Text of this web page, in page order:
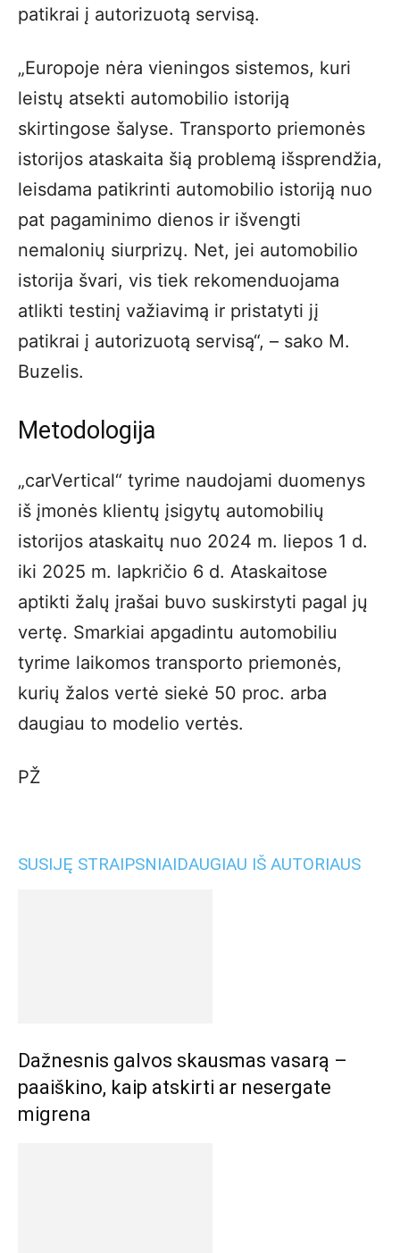
patikrai į autorizuotą servisą.
„Europoje nėra vieningos sistemos, kuri
leistų atsekti automobilio istoriją
skirtingose šalyse. Transporto priemonės
istorijos ataskaita šią problemą išsprendžia,
leisdama patikrinti automobilio istoriją nuo
pat pagaminimo dienos ir išvengti
nemalonių siurprizų. Net, jei automobilio
istorija švari, vis tiek rekomenduojama
atlikti testinį važiavimą ir pristatyti jį
patikrai į autorizuotą servisą“, – sako M.
Buzelis.
Metodologija
„carVertical“ tyrime naudojami duomenys
iš įmonės klientų įsigytų automobilių
istorijos ataskaitų nuo 2024 m. liepos 1 d.
iki 2025 m. lapkričio 6 d. Ataskaitose
aptikti žalų įrašai buvo suskirstyti pagal jų
vertę. Smarkiai apgadintu automobiliu
tyrime laikomos transporto priemonės,
kurių žalos vertė siekė 50 proc. arba
daugiau to modelio vertės.
PŽ
SUSIJĘ STRAIPSNIAIDAUGIAU IŠ AUTORIAUS
Dažnesnis galvos skausmas vasarą –
paaiškino, kaip atskirti ar nesergate
migrena